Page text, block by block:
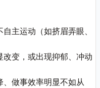
主运动（如挤眉弄眼、
变，或出现抑郁、冲动
做事效率明显不如从